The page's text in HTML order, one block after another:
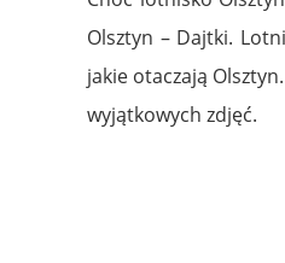
Olsztyn – Dajtki.
jakie otaczają
wyjątkowych zdjęć.